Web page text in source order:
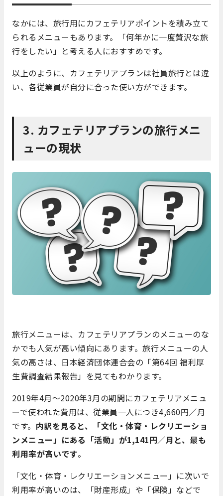
なかには、旅行用にカフェテリアポイントを積み立て
られるメニューもあります。「何年かに一度贅沢な旅
行をしたい」と考える人におすすめです。
以上のように、カフェテリアプランは社員旅行とは違
い、各従業員が自分に合った使い方ができます。
3. カフェテリアプランの旅行メニ
ューの現状
旅行メニューは、カフェテリアプランのメニューのな
かでも人気が高い傾向にあります。旅行メニューの人
気の高さは、日本経済団体連合会の「第64回 福利厚
生費調査結果報告」を見てもわかります。
2019年4月～2020年3月の期間にカフェテリアメニュ
ーで使われた費用は、従業員一人につき4,660円／月
です。 内訳を見ると、「文化・体育・レクリエーショ
ンメニュー」にある「活動」が1,141円／月と、最も
利用率が高いです。
「文化・体育・レクリエーションメニュー」に次いで
利用率が高いのは、「財産形成」や「保険」などで